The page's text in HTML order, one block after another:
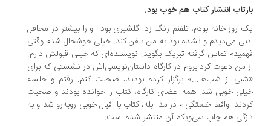
انتشار کتاب هم خوب بود.
روز خانه بودم، تلفنم زنگ زد. گلشیری بود. او را بیشتر در محافل
می‌دیدم و نشده بود به من تلفن کند. خیلی خوشحال شدم وقتی
تماس گرفته تبریک بگوید. نویسنده‌ای که خیلی قبولش دارم.
من دعوت کرد بروم در کارگاه داستان‌نویسی‌اش در نشستی که برای
از شب‌ها...» برگزار کرده بودند، صحبت کنم. رفتم و جلسه
خوبی شد. همه اعضای کارگاه، کتاب را خوانده بودند و صحبت
واقعا خستگی‌ام درآمد. بله، کتاب با اقبال خوبی روبه‌رو شد و به
هم چاپ سی‌ویکم آن منتشر شده است.